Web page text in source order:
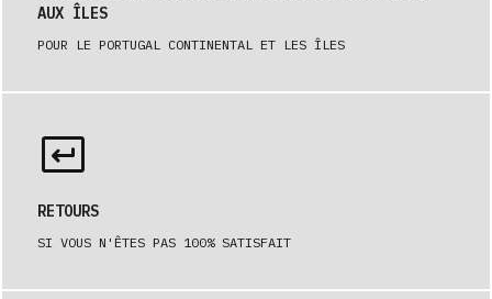
AUX ÎLES
POUR LE PORTUGAL CONTINENTAL ET LES ÎLES
RETOURS
SI VOUS N'ÊTES PAS 100% SATISFAIT